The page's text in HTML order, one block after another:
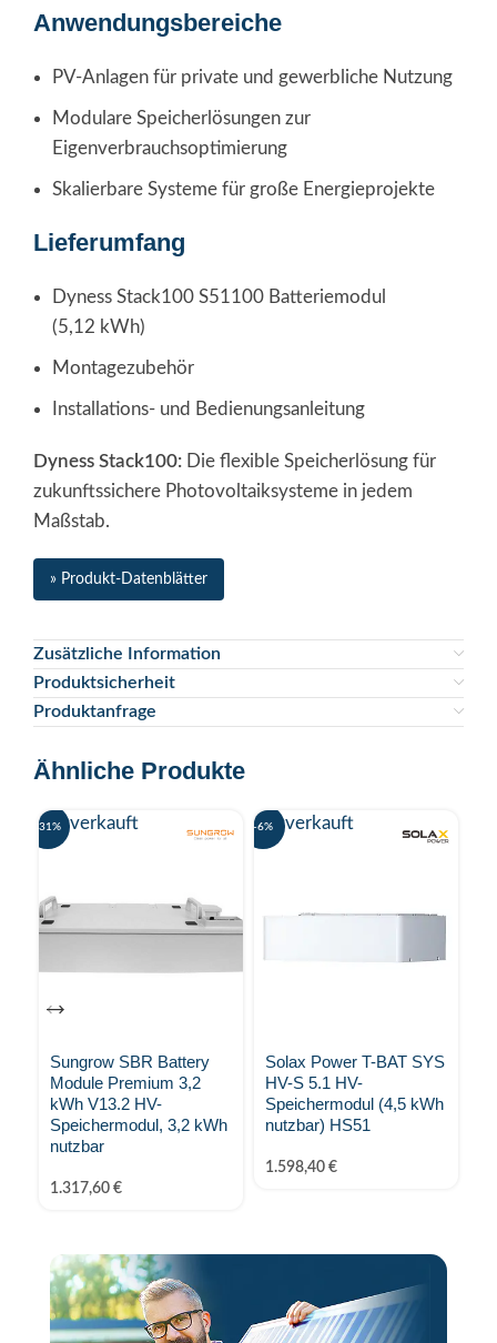
Anwendungsbereiche
PV-Anlagen für private und gewerbliche Nutzung
Modulare Speicherlösungen zur
Eigenverbrauchsoptimierung
Skalierbare Systeme für große Energieprojekte
Lieferumfang
Dyness Stack100 S51100 Batteriemodul
(5,12 kWh)
Montagezubehör
Installations- und Bedienungsanleitung
Dyness Stack100: Die flexible Speicherlösung für
zukunftssichere Photovoltaiksysteme in jedem
Maßstab.
» Produkt-Datenblätter
Zusätzliche Information
Produktsicherheit
Produktanfrage
Ähnliche Produkte
Ausverkauft
-31%
Sungrow SBR Battery
Module Premium 3,2
kWh V13.2 HV-
Speichermodul, 3,2 kWh
nutzbar
1.317,60 €
Ausverkauft
-6%
Solax Power T-BAT SYS
HV-S 5.1 HV-
Speichermodul (4,5 kWh
nutzbar) HS51
1.598,40 €